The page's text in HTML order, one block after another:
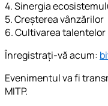
4. Sinergia
5. Creșterea vânzărilor
6. Cultivarea talentelor
Înregistrați-vă acum:
Evenimentul va fi
MITP.